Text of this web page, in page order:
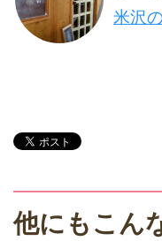
米沢
他にもこん